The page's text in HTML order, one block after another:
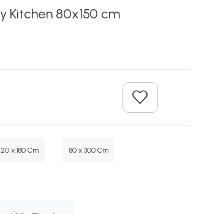
Kitchen 80x150 cm
x 180 Cm 80 x 300 Cm